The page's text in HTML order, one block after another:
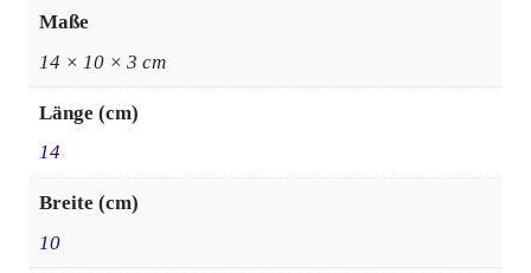
Maße
14 × 10 × 3 cm
Länge (cm)
14
Breite (cm)
10